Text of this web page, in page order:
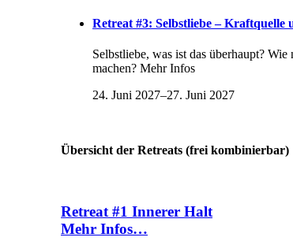
Retreat #3: Selbstliebe – Kraftquelle
Selbstliebe, was ist das überhaupt?
machen? Mehr Infos
24. Juni 2027–27. Juni 2027
Übersicht der Retreats (frei kombinierbar)
Retreat #1 Innerer Halt
Mehr Infos…